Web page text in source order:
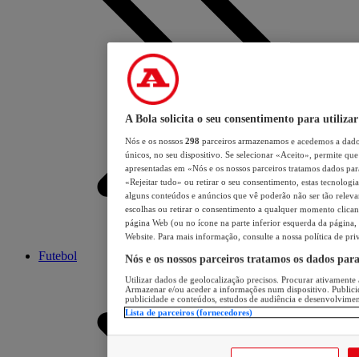
Futebol
A Bola solicita o seu consentimento para utilizar
Nós e os nossos 298 parceiros armazenamos e acedemos a
únicos, no seu dispositivo. Se selecionar «Aceito», permite
apresentadas em «Nós e os nossos parceiros tratamos dados
«Rejeitar tudo» ou retirar o seu consentimento, estas
alguns conteúdos e anúncios que vê poderão não ser tão
escolhas ou retirar o consentimento a qualquer momento
página Web (ou no ícone na parte inferior esquerda da página,
Website. Para mais informação, consulte a nossa política de
Nós e os nossos parceiros tratamos os dados
Utilizar dados de geolocalização precisos. Procurar
Armazenar e/ou aceder a informações num dispositivo.
publicidade e conteúdos, estudos de audiência e
Lista de parceiros (fornecedores)